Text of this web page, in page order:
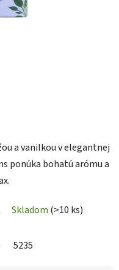
a vanilkou v elegantnej
ponúka bohatú arómu a
Skladom (>10 ks)
5235